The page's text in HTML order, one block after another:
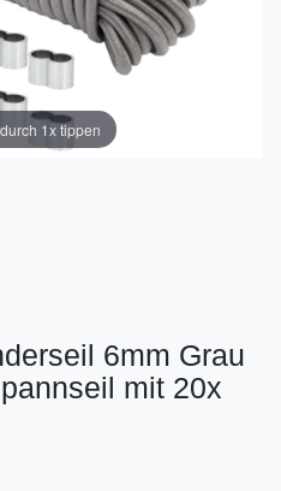
1x tippen
6mm Grau
mit 20x